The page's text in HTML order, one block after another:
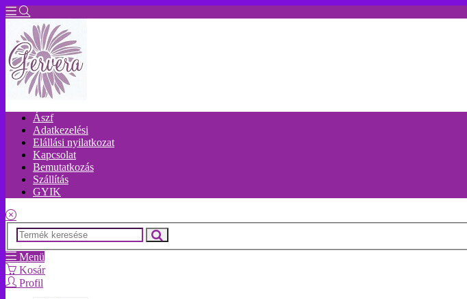
Ászf
Adatkezelési
Elállási nyilatkozat
Kapcsolat
Bemutatkozás
Szállítás
GYIK
Menü
Kosár
Profil